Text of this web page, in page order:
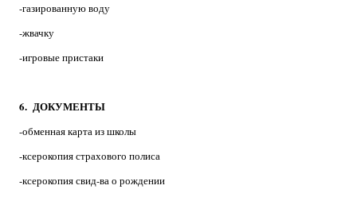
-газированную воду
-жвачку
-игровые пристаки
6. ДОКУМЕНТЫ
-обменная карта из школы
-ксерокопия страхового полиса
-ксерокопия свид-ва о рождении